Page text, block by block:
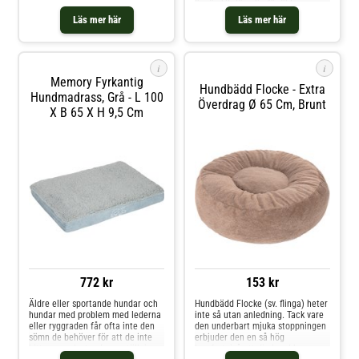
Läs mer här
skumgummi med "minne" används
sedan många år inom
humanmedicin. Det är
Läs mer här
är särskilt lämplig för äldre
hundar och hundar med rygg- och
ledproblem. Det är en ortopedisk
liggkudde som ger optimal
i
Memory Fyrkantig
Hundmadrass, Grå - L 100
X B 65 X H 9,5 Cm
772 kr
Äldre eller sportande hundar och
hundar med problem med lederna
eller ryggraden får ofta inte den
sömn de behöver för att de inte
i
Hundbädd Flocke - Extra
Överdrag Ø 65 Cm, Brunt
153 kr
Hundbädd Flocke (sv. flinga) heter
inte så utan anledning. Tack vare
den underbart mjuka stoppningen
erbjuder den en så hög